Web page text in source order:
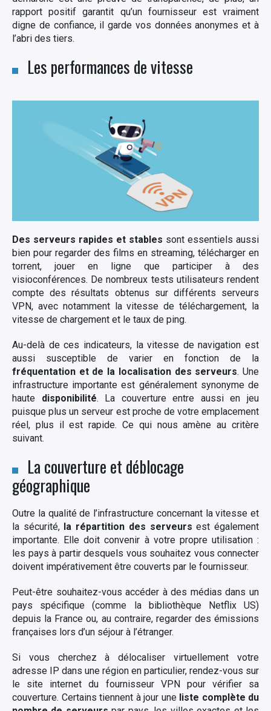
rapport positif garantit qu’un fournisseur est vraiment
digne de confiance, il garde vos données anonymes et à
l’abri des tiers.
Les performances de vitesse
Des serveurs rapides et stables sont essentiels aussi
bien pour regarder des films en streaming, télécharger en
torrent, jouer en ligne que participer à des
visioconférences. De nombreux tests utilisateurs rendent
compte des résultats obtenus sur différents serveurs
VPN, avec notamment la vitesse de téléchargement, la
vitesse de chargement et le taux de ping.
Au-delà de ces indicateurs, la vitesse de navigation est
aussi susceptible de varier en fonction de la
fréquentation et de la localisation des serveurs. Une
infrastructure importante est généralement synonyme de
haute disponibilité. La couverture entre aussi en jeu
puisque plus un serveur est proche de votre emplacement
réel, plus il est rapide. Ce qui nous amène au critère
suivant.
La couverture et déblocage
géographique
Outre la qualité de l’infrastructure concernant la vitesse et
la sécurité, la répartition des serveurs est également
importante. Elle doit convenir à votre propre utilisation :
les pays à partir desquels vous souhaitez vous connecter
doivent impérativement être couverts par le fournisseur.
Peut-être souhaitez-vous accéder à des médias dans un
pays spécifique (comme la bibliothèque Netflix US)
depuis la France ou, au contraire, regarder des émissions
françaises lors d’un séjour à l’étranger.
Si vous cherchez à délocaliser virtuellement votre
adresse IP dans une région en particulier, rendez-vous sur
le site internet du fournisseur VPN pour vérifier sa
couverture. Certains tiennent à jour une liste complète du